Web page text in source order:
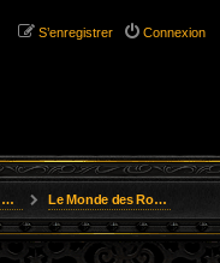
Connexion
S’enregistrer
Le Monde des Royaumes Oubliés